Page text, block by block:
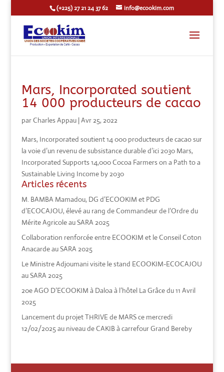
(+225) 27 21 24 37 62 info@ecookim.com
Mars, Incorporated soutient
14 000 producteurs de cacao
parCharles Appau|Avr 25, 2022
Mars, Incorporated soutient 14 000 producteurs de cacao sur
la voie d’un revenu de subsistance durable d’ici 2030 Mars,
Incorporated Supports 14,000 Cocoa Farmers on a Path to a
Sustainable Living Income by 2030
Articles récents
M. BAMBA Mamadou, DG d’ECOOKIM et PDG
d’ECOCAJOU, élevé au rang de Commandeur de l’Ordre du
Mérite Agricole au SARA 2025
Collaboration renforcée entre ECOOKIM et le Conseil Coton
Anacarde au SARA 2025
Le Ministre Adjoumani visite le stand ECOOKIM-ECOCAJOU
au SARA 2025
20e AGO D’ECOOKIM à Daloa à l’hôtel La Grâce du 11 Avril
2025
Lancement du projet THRIVE de MARS ce mercredi
12/02/2025 au niveau de CAKIB à carrefour Grand Bereby